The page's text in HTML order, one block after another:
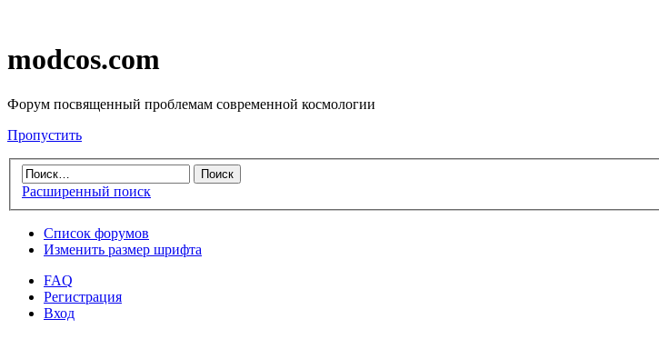
modcos.com
Форум посвященный проблемам современной космологии
Пропустить
Расширенный поиск
Список форумов
Изменить размер шрифта
FAQ
Регистрация
Вход